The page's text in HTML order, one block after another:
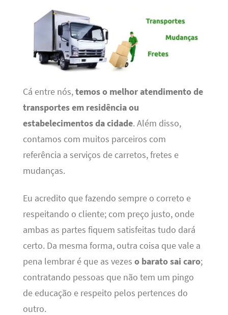
Cá entre nós,temos o melhor atendimento de
transportes em residência ou
estabelecimentos da cidade. Além disso,
contamos com muitos parceiros com
referência a serviços de carretos, fretes e
mudanças.
Eu acredito que fazendo sempre o correto e
respeitando o cliente; com preço justo, onde
ambas as partes fiquem satisfeitas tudo dará
certo. Da mesma forma, outra coisa que vale a
pena lembrar é que as vezes o barato sai caro;
contratando pessoas que não tem um pingo
de educação e respeito pelos pertences do
outro.